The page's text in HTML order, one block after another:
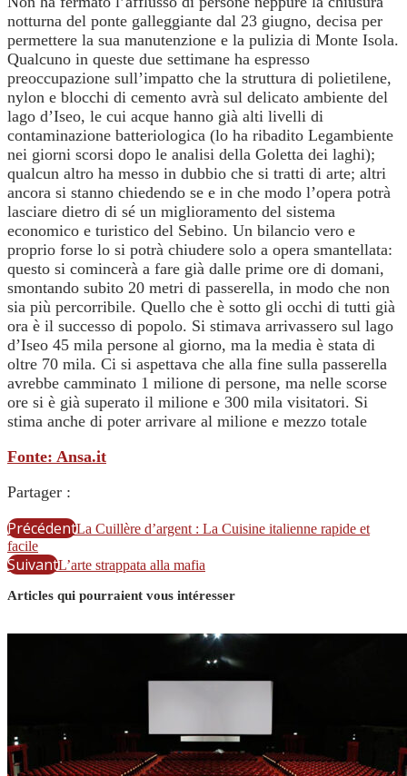
notturna del ponte galleggiante dal 23 giugno, decisa per
permettere la sua manutenzione e la pulizia di Monte Isola.
Qualcuno in queste due settimane ha espresso
preoccupazione sull’impatto che la struttura di polietilene,
nylon e blocchi di cemento avrà sul delicato ambiente del
lago d’Iseo, le cui acque hanno già alti livelli di
contaminazione batteriologica (lo ha ribadito Legambiente
nei giorni scorsi dopo le analisi della Goletta dei laghi);
qualcun altro ha messo in dubbio che si tratti di arte; altri
ancora si stanno chiedendo se e in che modo l’opera potrà
lasciare dietro di sé un miglioramento del sistema
economico e turistico del Sebino. Un bilancio vero e
proprio forse lo si potrà chiudere solo a opera smantellata:
questo si comincerà a fare già dalle prime ore di domani,
smontando subito 20 metri di passerella, in modo che non
sia più percorribile. Quello che è sotto gli occhi di tutti già
ora è il successo di popolo. Si stimava arrivassero sul lago
d’Iseo 45 mila persone al giorno, ma la media è stata di
oltre 70 mila. Ci si aspettava che alla fine sulla passerella
avrebbe camminato 1 milione di persone, ma nelle scorse
ore si è già superato il milione e 300 mila visitatori. Si
stima anche di poter arrivare al milione e mezzo totale
Fonte: Ansa.it
Partager :
PrécédentLa Cuillère d’argent : La Cuisine italienne rapide et
facile
SuivantL’arte strappata alla mafia
Articles qui pourraient vous intéresser